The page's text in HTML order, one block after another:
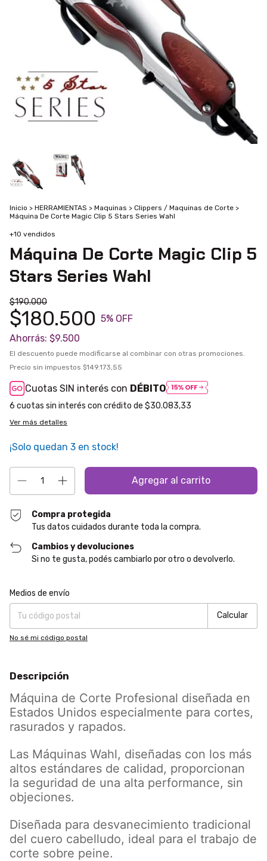
Inicio > HERRAMIENTAS > Maquinas > Clippers / Maquinas de Corte >
Máquina De Corte Magic Clip 5 Stars Series Wahl
+10 vendidos
Máquina De Corte Magic Clip 5
Stars Series Wahl
$190.000
$180.500 5% OFF
Ahorrás: $9.500
El descuento puede modificarse al combinar con otras promociones.
Precio sin impuestos $149.173,55
Cuotas SIN interés con DÉBITO
6 $30.083,33
Ver más detalles
¡Solo quedan 3 en stock!
Compra protegida
Tus datos cuidados durante toda la compra.
Cambios y devoluciones
Si no te gusta, podés cambiarlo por otro o devolverlo.
Entregas para el CP:
Medios de envío
Calcular
No sé mi código postal
Descripción
Máquina de Corte Profesional diseñada en
Estados Unidos especialmente para cortes,
rasurados y rapados.
Las Máquinas Wahl, diseñadas con los más
altos estándares de calidad, proporcionan
la seguridad de una alta performance, sin
objeciones.
Diseñada para desvanecimiento tradicional
del cuero cabelludo, ideal para el trabajo de
corte sobre peine.